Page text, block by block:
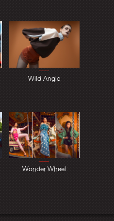
Wild Angle
Wonder Wheel